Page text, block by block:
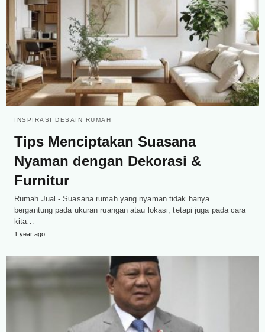
INSPIRASI DESAIN RUMAH
Tips Menciptakan Suasana
Nyaman dengan Dekorasi &
Furnitur
Rumah Jual - Suasana rumah yang nyaman tidak hanya
bergantung pada ukuran ruangan atau lokasi, tetapi juga pada cara
kita…
1 year ago